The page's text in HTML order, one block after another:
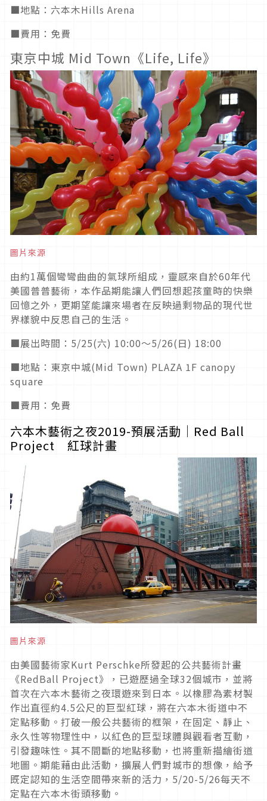
■地點：六本木Hills Arena
■費用：免費
東京中城 Mid Town《Life, Life》
圖片來源
由約1萬個彎彎曲曲的氣球所組成，靈感來自於60年代
美國普普藝術，本作品期能讓人們回想起孩童時的快樂
回憶之外，更期望能讓來場者在反映過剩物品的現代世
界樣貌中反思自己的生活。
■展出時間：5/25(六) 10:00〜5/26(日) 18:00
■地點：東京中城(Mid Town) PLAZA 1F canopy
square
■費用：免費
六本木藝術之夜2019-預展活動│Red Ball
Project 紅球計畫
圖片來源
由美國藝術家Kurt Perschke所發起的公共藝術計畫
《RedBall Project》，已遊歷過全球32個城市，並將
首次在六本木藝術之夜環遊來到日本。以橡膠為素材製
作出直徑約4.5公尺的巨型紅球，將在六本木街道中不
定點移動。打破一般公共藝術的框架，在固定、靜止、
永久性等物理性中，以紅色的巨型球體與觀看者互動，
引發趣味性。其不間斷的地點移動，也將重新描繪街道
地圖。期能藉由此活動，擴展人們對城市的想像，給予
既定認知的生活空間帶來新的活力，5/20-5/26每天不
定點在六本木街頭移動。